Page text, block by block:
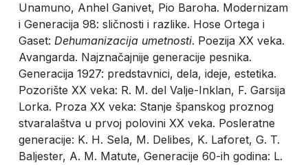
Unamuno, Anhel Ganivet, Pio Baroha. Modernizam
i Generacija 98: sličnosti i razlike. Hose Ortega i
Gaset: Dehumanizacija umetnosti. Poezija XX veka.
Avangarda. Najznačajnije generacije pesnika.
Generacija 1927: predstavnici, dela, ideje, estetika.
Pozorište XX veka: R. M. del Valje-Inklan, F. Garsija
Lorka. Proza XX veka: Stanje španskog proznog
stvaralaštva u prvoj polovini XX veka. Posleratne
generacije: K. H. Sela, M. Delibes, K. Laforet, G. T.
Baljester, A. M. Matute, Generacije 60-ih godina: L.